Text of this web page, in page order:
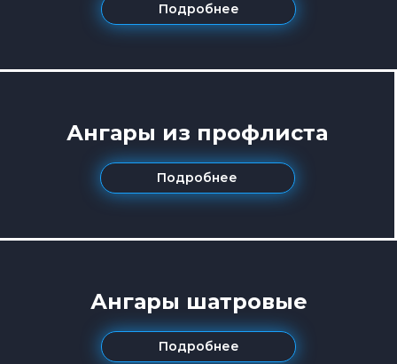
Подробнее
Ангары из профлиста
Подробнее
Ангары шатровые
Подробнее